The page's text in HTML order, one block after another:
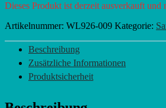
Dieses Produkt ist derzeit ausverkauft und
Artikelnummer: WL926-009 Kategorie:
Beschreibung
Zusätzliche Informationen
Produktsicherheit